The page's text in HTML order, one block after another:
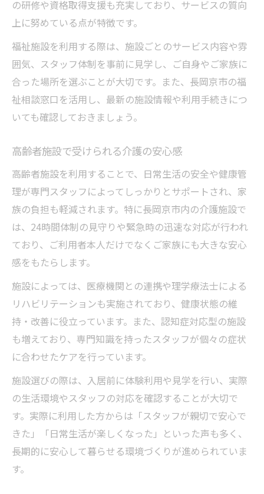
の研修や資格取得支援も充実しており、サービスの質向
上に努めている点が特徴です。
福祉施設を利用する際は、施設ごとのサービス内容や雰
囲気、スタッフ体制を事前に見学し、ご自身やご家族に
合った場所を選ぶことが大切です。また、長岡京市の福
祉相談窓口を活用し、最新の施設情報や利用手続きにつ
いても確認しておきましょう。
高齢者施設で受けられる介護の安心感
高齢者施設を利用することで、日常生活の安全や健康管
理が専門スタッフによってしっかりとサポートされ、家
族の負担も軽減されます。特に長岡京市内の介護施設で
は、24時間体制の見守りや緊急時の迅速な対応が行われ
ており、ご利用者本人だけでなくご家族にも大きな安心
感をもたらします。
施設によっては、医療機関との連携や理学療法士による
リハビリテーションも実施されており、健康状態の維
持・改善に役立っています。また、認知症対応型の施設
も増えており、専門知識を持ったスタッフが個々の症状
に合わせたケアを行っています。
施設選びの際は、入居前に体験利用や見学を行い、実際
の生活環境やスタッフの対応を確認することが大切で
す。実際に利用した方からは「スタッフが親切で安心で
きた」「日常生活が楽しくなった」といった声も多く、
長期的に安心して暮らせる環境づくりが進められていま
す。